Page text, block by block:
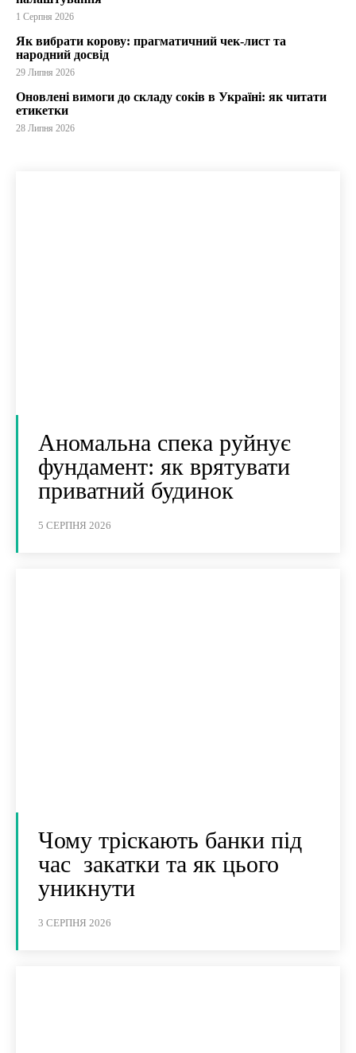
1 Серпня 2026
Як вибрати корову: прагматичний чек-лист та
народний досвід
29 Липня 2026
Оновлені вимоги до складу соків в Україні: як читати
етикетки
28 Липня 2026
Аномальна спека руйнує
фундамент: як врятувати
приватний будинок
5 СЕРПНЯ 2026
Чому тріскають банки під
час закатки та як цього
уникнути
3 СЕРПНЯ 2026